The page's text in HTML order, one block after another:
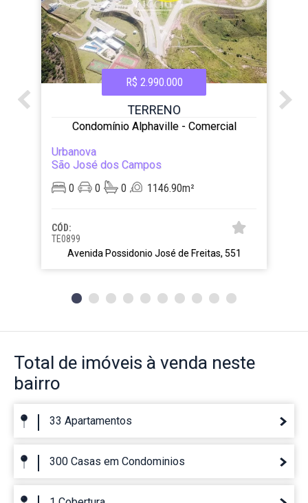
R$ 2.990.000
TERRENO
Condomínio Alphaville - Comercial
Urbanova
São José dos Campos
0
0 0 1146.90m²
CÓD:
TE0899
Avenida Possidonio José de Freitas, 551
Total de imóveis à venda neste
bairro
33 Apartamentos
300 Casas em Condominios